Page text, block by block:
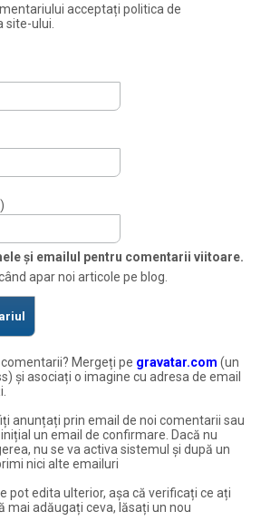
acceptați politica de
site-ului.
și emailul pentru comentarii viitoare.
apar noi articole pe blog.
Mergeți pe gravatar.com (un
și asociați o imagine cu adresa de email
anunțați prin email de noi comentarii sau
un email de confirmare. Dacă nu
nu se va activa sistemul și după un
nici alte emailuri
pot edita ulterior, așa că verificați ce ați
mai adăugați ceva, lăsați un nou